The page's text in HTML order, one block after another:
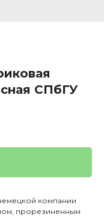
СПбГУ
компании
прорезиненным